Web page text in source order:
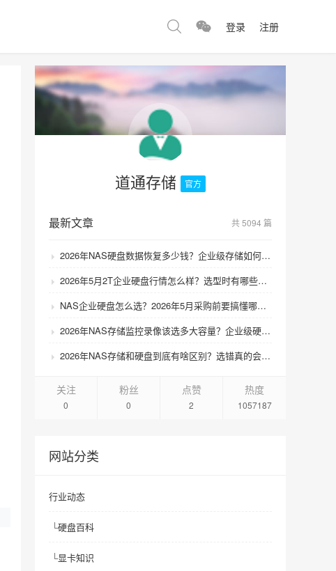
登录 注册
道通存储 官方
最新文章 共 5094 篇
2026年NAS硬盘数据恢复多少钱？企业级存储如何避免数据丢失风险？
2026年5月2T企业硬盘行情怎么样？选型时有哪些避坑技巧？
NAS企业硬盘怎么选？2026年5月采购前要搞懂哪些坑？
2026年NAS存储监控录像该选多大容量？企业级硬盘怎么搭配才划算？
2026年NAS存储和硬盘到底有啥区别？选错真的会后悔吗？
关注
0
粉丝
0
点赞
2
热度
1057187
网站分类
行业动态
└硬盘百科
└显卡知识